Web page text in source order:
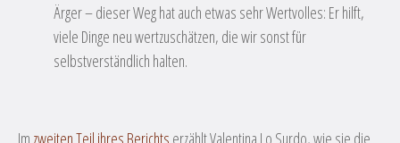
Ärger – dieser Weg hat auch etwas sehr Wertvolles: Er hilft,
viele Dinge neu wertzuschätzen, die wir sonst für
selbstverständlich halten.
Im zweiten Teil ihres Berichts erzählt Valentina Lo Surdo, wie sie die